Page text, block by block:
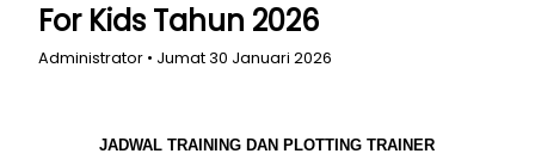
For Kids Tahun 2026
Administrator • Jumat 30 Januari 2026
JADWAL TRAINING DAN PLOTTING TRAINER